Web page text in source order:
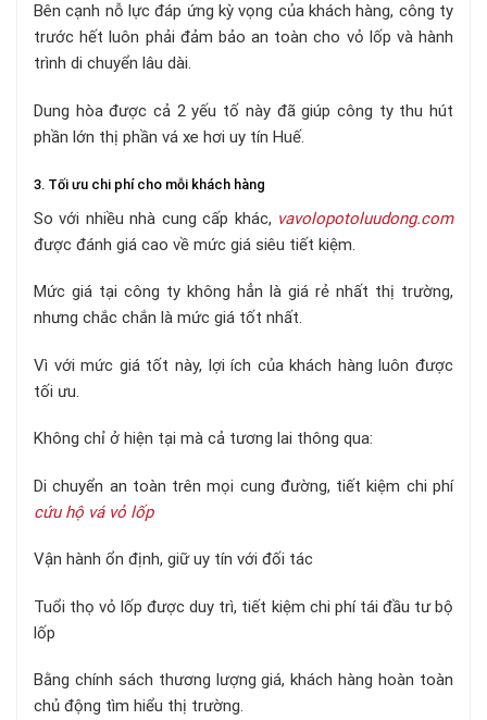
Bên cạnh nỗ lực đáp ứng kỳ vọng của khách hàng, công ty
trước hết luôn phải đảm bảo an toàn cho vỏ lốp và hành
trình di chuyển lâu dài.
Dung hòa được cả 2 yếu tố này đã giúp công ty thu hút
phần lớn thị phần vá xe hơi uy tín Huế.
3. Tối ưu chi phí cho mỗi khách hàng
So với nhiều nhà cung cấp khác, vavolopotoluudong.com
được đánh giá cao về mức giá siêu tiết kiệm.
Mức giá tại công ty không hẳn là giá rẻ nhất thị trường,
nhưng chắc chắn là mức giá tốt nhất.
Vì với mức giá tốt này, lợi ích của khách hàng luôn được
tối ưu.
Không chỉ ở hiện tại mà cả tương lai thông qua:
Di chuyển an toàn trên mọi cung đường, tiết kiệm chi phí
cứu hộ vá vỏ lốp
Vận hành ổn định, giữ uy tín với đối tác
Tuổi thọ vỏ lốp được duy trì, tiết kiệm chi phí tái đầu tư bộ
lốp
Bằng chính sách thương lượng giá, khách hàng hoàn toàn
chủ động tìm hiểu thị trường.